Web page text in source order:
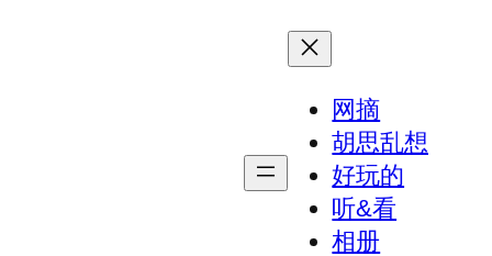
网摘
胡思乱想
好玩的
听&看
相册